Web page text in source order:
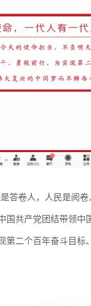
答卷人，人民是阅
共产党团结带领
二个百年奋斗目标